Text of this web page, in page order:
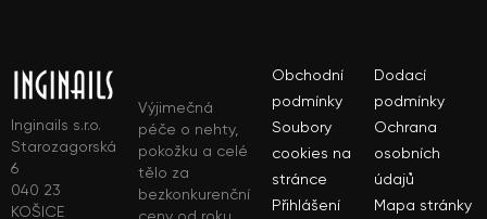
Inginails s.r.o.
Starozagorská
6
040 23
KOŠICE
Výjimečná
péče o nehty,
pokožku a celé
tělo za
bezkonkurenční
Obchodní
podmínky
Dodací
podmínky
Soubory
cookies na
stránce
Ochrana
osobních
údajů
Přihlášení
Mapa stránky